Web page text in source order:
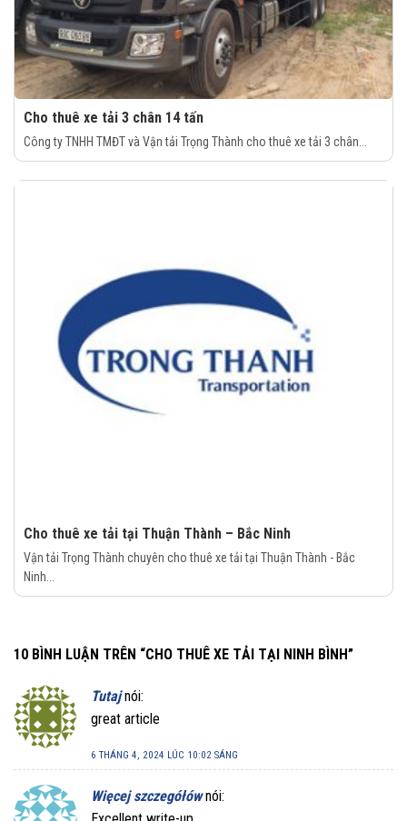
Cho thuê xe tải 3 chân 14 tấn
Công ty TNHH TMĐT và Vận tải Trọng Thành cho thuê xe tải 3 chân...
Cho thuê xe tải tại Thuận Thành – Bắc Ninh
Vận tải Trọng Thành chuyên cho thuê xe tải tại Thuận Thành - Bắc
Ninh...
10 BÌNH LUẬN TRÊN “CHO THUÊ XE TẢI TẠI NINH BÌNH”
Tutaj nói:
great article
6 THÁNG 4, 2024 LÚC 10:02 SÁNG
Więcej szczegółów nói: